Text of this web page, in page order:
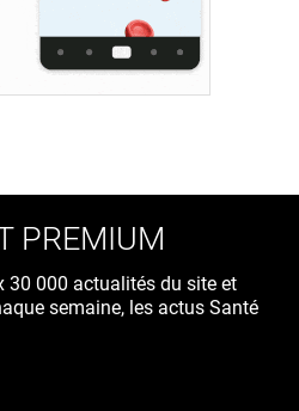
PREMIUM
30 000 actualités du site et
semaine, les actus Santé